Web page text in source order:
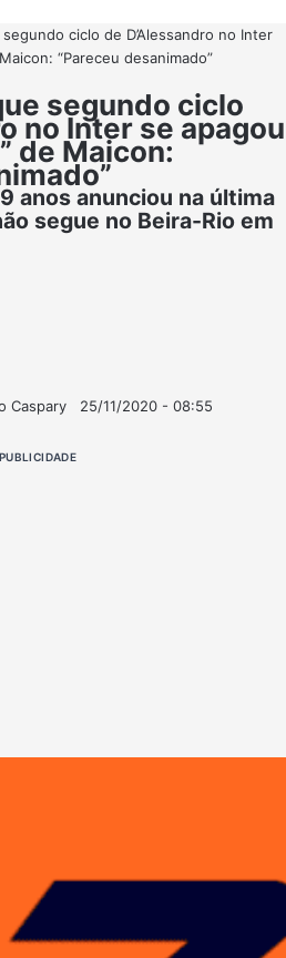
ciclo de D’Alessandro no Inter
“Pareceu desanimado”
segundo ciclo
no Inter se apagou
de Maicon:
anos anunciou na última
segue no Beira-Rio em
Caspary
Xe-
25/11/2020 - 08:55
PUBLICIDADE